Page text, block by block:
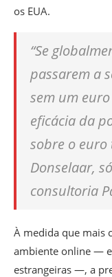
os EUA.
“Se
passarem a
sem um
eficácia da
sobre o euro
Donselaar,
consultoria
À medida que mais
ambiente online —
estrangeiras —, a